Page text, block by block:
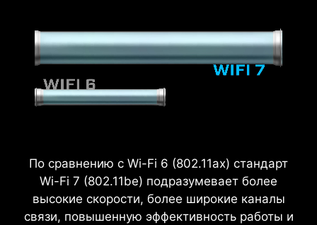
По сравнению с Wi-Fi 6 (802.11ax) стандарт
Wi-Fi 7 (802.11be) подразумевает более
высокие скорости, более широкие каналы
связи, повышенную эффективность работы и